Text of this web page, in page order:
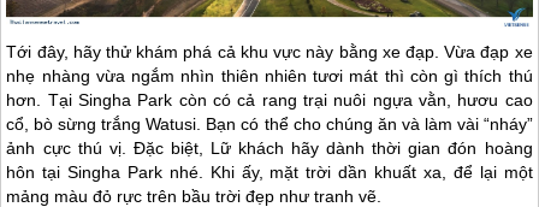
Tới đây, hãy thử khám phá cả khu vực này bằng xe đạp. Vừa đạp xe
nhẹ nhàng vừa ngắm nhìn thiên nhiên tươi mát thì còn gì thích thú
hơn. Tại Singha Park còn có cả rang trại nuôi ngựa vằn, hươu cao
cổ, bò sừng trắng Watusi. Bạn có thể cho chúng ăn và làm vài “nháy”
ảnh cực thú vị. Đặc biệt, Lữ khách hãy dành thời gian đón hoàng
hôn tại Singha Park nhé. Khi ấy, mặt trời dần khuất xa, để lại một
mảng màu đỏ rực trên bầu trời đẹp như tranh vẽ.